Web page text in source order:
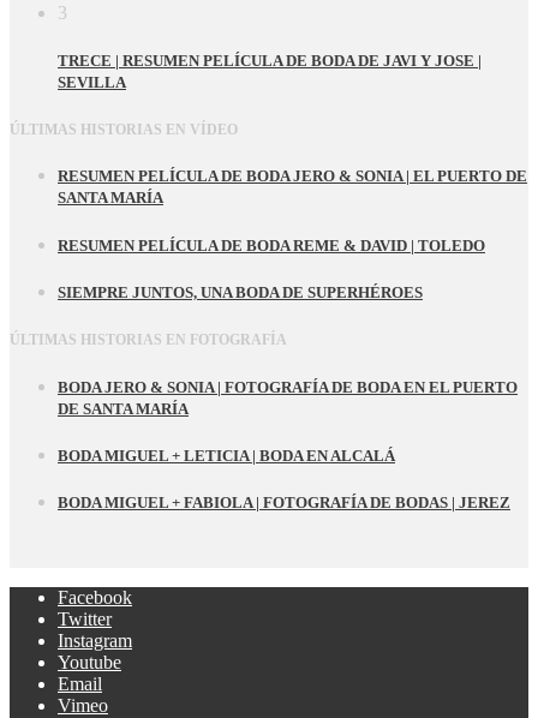
3
TRECE | RESUMEN PELÍCULA DE BODA DE JAVI Y JOSE |
SEVILLA
ÚLTIMAS HISTORIAS EN VÍDEO
RESUMEN PELÍCULA DE BODA JERO & SONIA | EL PUERTO DE
SANTA MARÍA
RESUMEN PELÍCULA DE BODA REME & DAVID | TOLEDO
SIEMPRE JUNTOS, UNA BODA DE SUPERHÉROES
ÚLTIMAS HISTORIAS EN FOTOGRAFÍA
BODA JERO & SONIA | FOTOGRAFÍA DE BODA EN EL PUERTO
DE SANTA MARÍA
BODA MIGUEL + LETICIA | BODA EN ALCALÁ
BODA MIGUEL + FABIOLA | FOTOGRAFÍA DE BODAS | JEREZ
Facebook
Twitter
Instagram
Youtube
Email
Vimeo